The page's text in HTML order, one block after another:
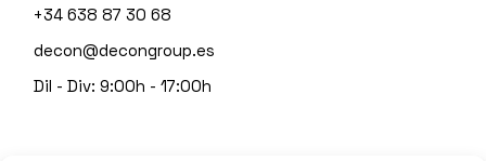
+34 638 87 30 68
decon@decongroup.es
Dil - Div: 9:00h - 17:00h